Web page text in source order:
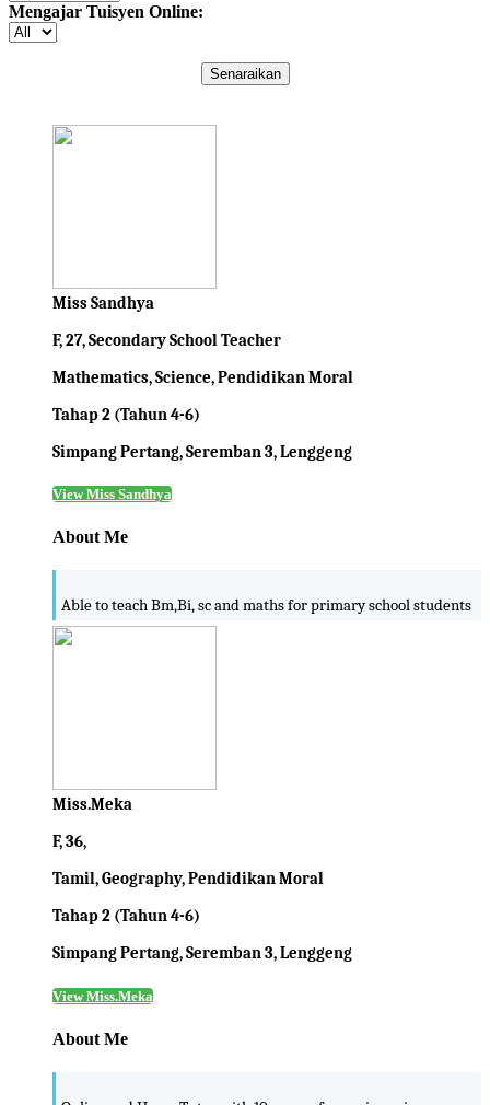
Mengajar Tuisyen Online:
Senaraikan
Miss Sandhya
F, 27, Secondary School Teacher
Mathematics, Science, Pendidikan Moral
Tahap 2 (Tahun 4-6)
Simpang Pertang, Seremban 3, Lenggeng
View Miss Sandhya
About Me
Able to teach Bm,Bi, sc and maths for primary school students
Miss.Meka
F, 36,
Tamil, Geography, Pendidikan Moral
Tahap 2 (Tahun 4-6)
Simpang Pertang, Seremban 3, Lenggeng
View Miss.Meka
About Me